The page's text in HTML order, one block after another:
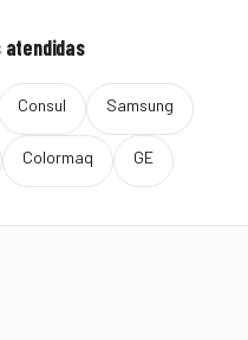
atendidas
Consul Samsung
Colormaq GE